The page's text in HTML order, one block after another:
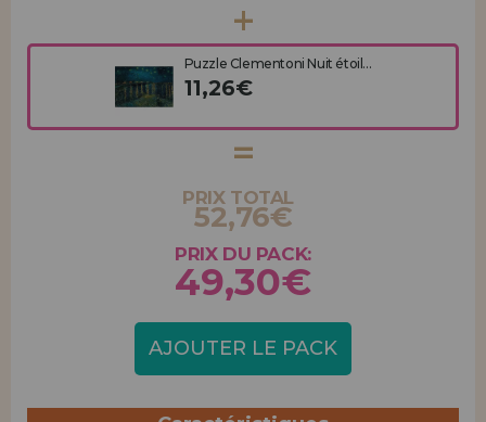
Puzzle Clementoni Nuit étoil...
11,26€
PRIX TOTAL
52,76€
PRIX DU PACK:
49,30€
AJOUTER LE PACK